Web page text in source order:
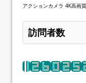
アクションカメラ 4K高画
訪問者数